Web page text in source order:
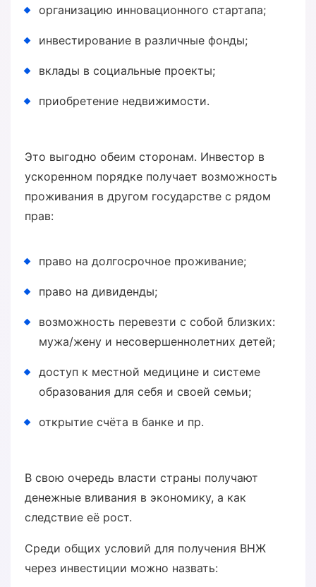
организацию инновационного стартапа;
инвестирование в различные фонды;
вклады в социальные проекты;
приобретение недвижимости.
Это выгодно обеим сторонам. Инвестор в
ускоренном порядке получает возможность
проживания в другом государстве с рядом
прав:
право на долгосрочное проживание;
право на дивиденды;
возможность перевезти с собой близких:
мужа/жену и несовершеннолетних детей;
доступ к местной медицине и системе
образования для себя и своей семьи;
открытие счёта в банке и пр.
В свою очередь власти страны получают
денежные вливания в экономику, а как
следствие её рост.
Среди общих условий для получения ВНЖ
через инвестиции можно назвать: